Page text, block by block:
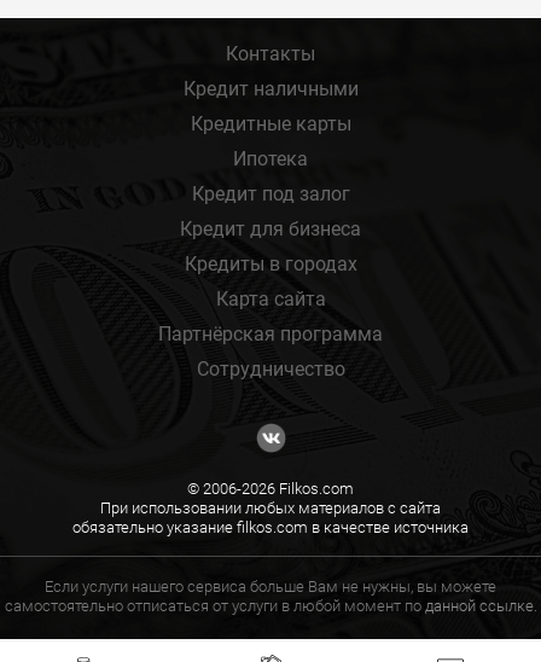
Контакты
Кредит наличными
Кредитные карты
Ипотека
Кредит под залог
Кредит для бизнеса
Кредиты в городах
Карта сайта
Партнёрская программа
Сотрудничество
© 2006-2026 Filkos.com
При использовании любых материалов с сайта
обязательно указание filkos.com в качестве источника
Если услуги нашего сервиса больше Вам не нужны, вы можете
самостоятельно отписаться от услуги в любой момент по данной ссылке.